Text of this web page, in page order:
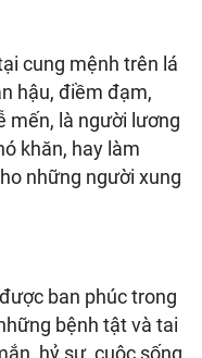
cung mệnh trên lá
hậu, điềm đạm,
mến, là người lương
khăn, hay làm
những người xung
ban phúc trong
bệnh tật và tai
hỷ sự, cuộc sống